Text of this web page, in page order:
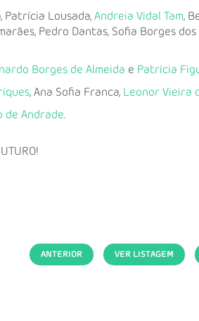
Patrícia Lousada, Andreia Vidal Tam,
Pedro Dantas, Sofia Borges dos
Borges de Almeida e Patrícia
, Ana Sofia Franca, Leonor Vieira
de Andrade
ANTERIOR VER LISTAGEM